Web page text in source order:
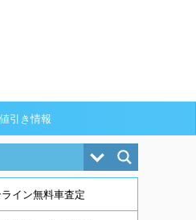
引き情報
イン無料車査定